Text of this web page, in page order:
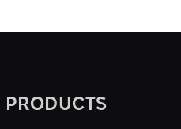
PRODUCTS